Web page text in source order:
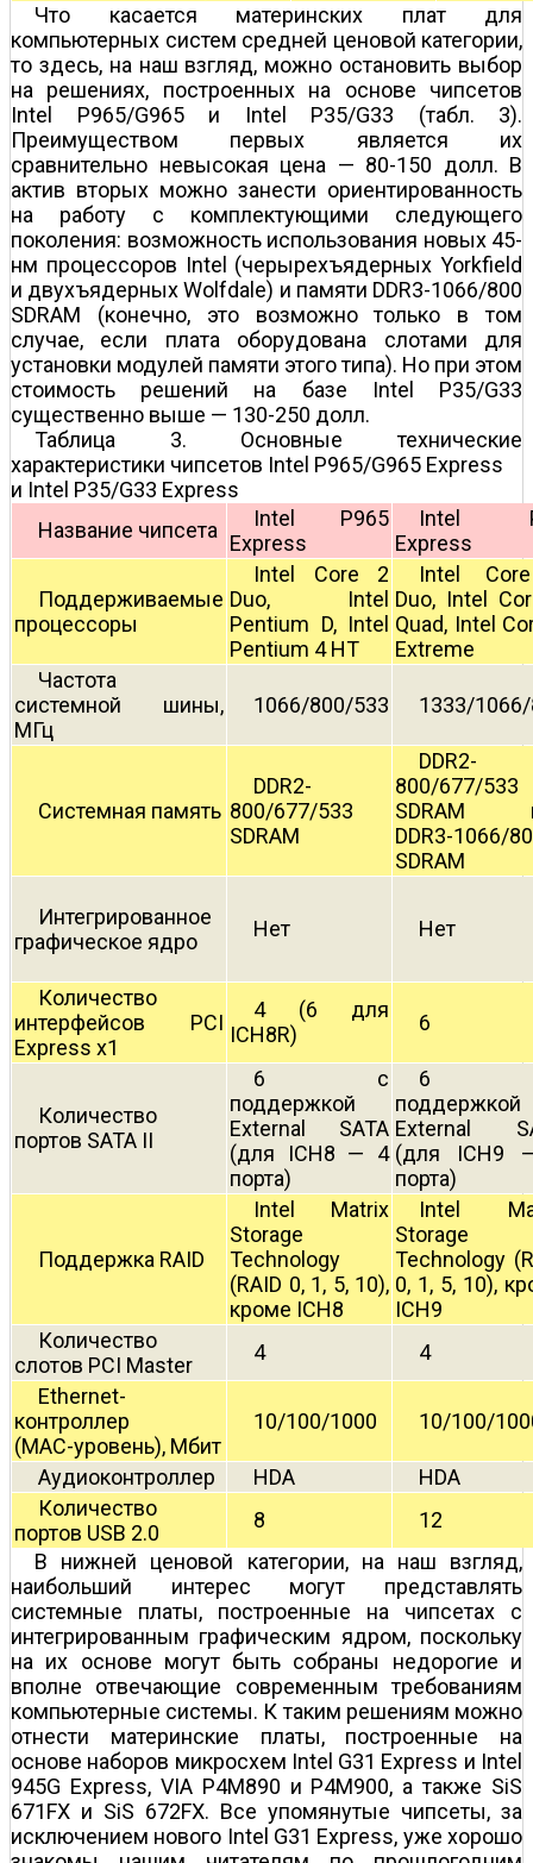
Что касается материнских плат для
компьютерных систем средней ценовой категории,
то здесь, на наш взгляд, можно остановить выбор
на решениях, построенных на основе чипсетов
Intel P965/G965 и Intel P35/G33 (табл. 3).
Преимуществом первых является их
сравнительно невысокая цена — 80-150 долл. В
актив вторых можно занести ориентированность
на работу с комплектующими следующего
поколения: возможность использования новых 45-
нм процессоров Intel (черырехъядерных Yorkfield
и двухъядерных Wolfdale) и памяти DDR3-1066/800
SDRAM (конечно, это возможно только в том
случае, если плата оборудована слотами для
установки модулей памяти этого типа). Но при этом
стоимость решений на базе Intel P35/G33
существенно выше — 130-250 долл.
Таблица 3. Основные технические
характеристики чипсетов Intel P965/G965 Express
и Intel P35/G33 Express
Название чипсета
Intel P965
Express
Intel
Express
Поддерживаемые
процессоры
Intel Core 2
Duo, Intel
Pentium D, Intel
Pentium 4 HT
Intel
Duo, Intel
Quad, Intel
Extreme
Частота
системной шины,
МГц
1066/800/533 1333/
Системная память
DDR2-
800/677/533
SDRAM
DDR2-
800/677/533
SDRAM
DDR3-1066/
SDRAM
Интегрированное
графическое ядро
Нет Нет
Количество
интерфейсов PCI
Express x1
4 (6 для
ICH8R)
6
Количество
портов SATA II
6 с
поддержкой
External SATA
(для ICH8 — 4
порта)
6
поддержкой
External
(для ICH9
порта)
Поддержка RAID
Intel Matrix
Storage
Technology
(RAID 0, 1, 5, 10),
кроме ICH8
Intel
Storage
Technology
0, 1, 5, 10),
ICH9
Количество
слотов PCI Master
4
4
Ethernet-
контроллер
(MAC-уровень), Мбит
10/100/1000 10/100/
Аудиоконтроллер HDA
HDA
Количество
портов USB 2.0
8
12
В нижней ценовой категории, на наш взгляд,
наибольший интерес могут представлять
системные платы, построенные на чипсетах с
интегрированным графическим ядром, поскольку
на их основе могут быть собраны недорогие и
вполне отвечающие современным требованиям
компьютерные системы. К таким решениям можно
отнести материнские платы, построенные на
основе наборов микросхем Intel G31 Express и Intel
945G Express, VIA P4M890 и P4M900, а также SiS
671FX и SiS 672FX. Все упомянутые чипсеты, за
исключением нового Intel G31 Express, уже хорошо